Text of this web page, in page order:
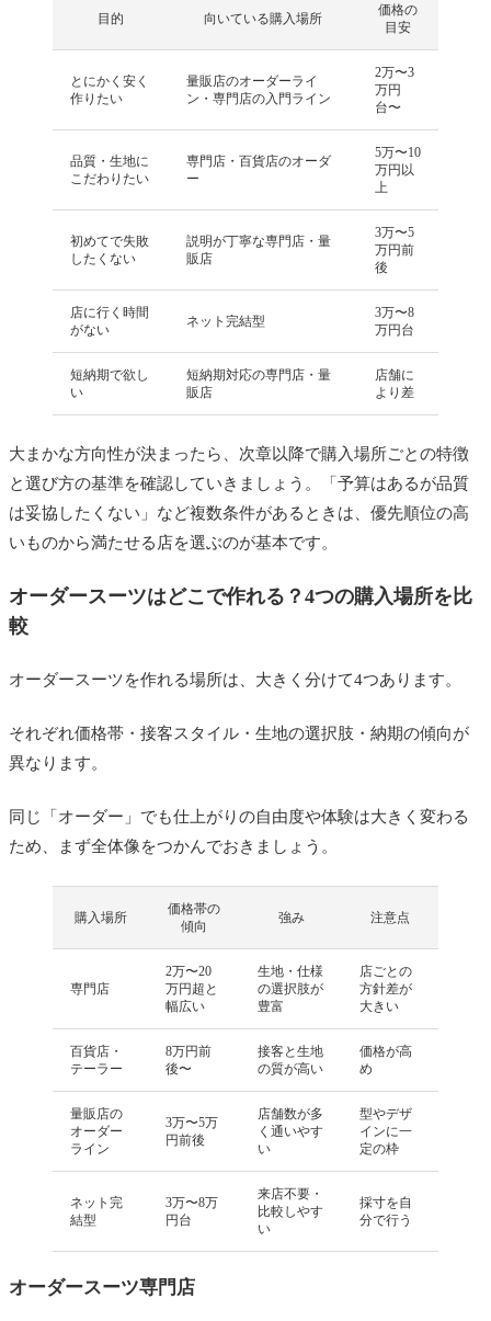
初心者なら
ネットで作るなら
既製スーツとオーダースーツはどっちがいい？違いを
比較
オーダースーツ選びのよくある質問
オーダースーツは何日くらいで受け取れます
か？
初めてでも自分でデザインを決められますか？
安いオーダースーツは品質が心配です。大丈夫
でしょうか？
下取りやクーポンでお得に作れますか？
ネット完結型は採寸が不安です。失敗しません
か？
目的 向いている購入場所
価格の
目安
とにかく安く
作りたい
量販店のオーダーライ
ン・専門店の入門ライン
2万〜3
万円
台〜
品質・生地に
こだわりたい
専門店・百貨店のオーダ
ー
5万〜10
万円以
上
初めてで失敗
したくない
説明が丁寧な専門店・量
販店
3万〜5
万円前
後
店に行く時間
がない
ネット完結型
3万〜8
万円台
短納期で欲し
い
短納期対応の専門店・量
販店
店舗に
より差
大まかな方向性が決まったら、次章以降で購入場所ごとの特徴
と選び方の基準を確認していきましょう。「予算はあるが品質
は妥協したくない」など複数条件があるときは、優先順位の高
いものから満たせる店を選ぶのが基本です。
オーダースーツはどこで作れる？4つの購入場所を比
較
オーダースーツを作れる場所は、大きく分けて4つあります。
それぞれ価格帯・接客スタイル・生地の選択肢・納期の傾向が
異なります。
同じ「オーダー」でも仕上がりの自由度や体験は大きく変わる
ため、まず全体像をつかんでおきましょう。
購入場所
価格帯の
傾向
強み 注意点
専門店
2万〜20
万円超と
幅広い
生地・仕様
の選択肢が
豊富
店ごとの
方針差が
大きい
百貨店・
テーラー
8万円前
後〜
接客と生地
の質が高い
価格が高
め
量販店の
オーダー
ライン
3万〜5万
円前後
店舗数が多
く通いやす
い
型やデザ
インに一
定の枠
ネット完
結型
3万〜8万
円台
来店不要・
比較しやす
い
採寸を自
分で行う
オーダースーツ専門店